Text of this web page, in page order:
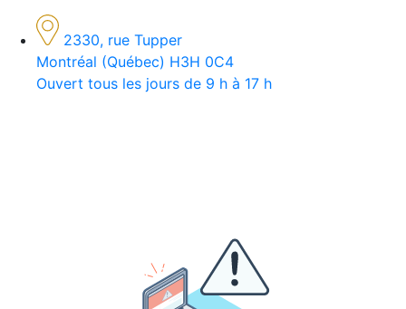
2330, rue Tupper
Montréal (Québec) H3H 0C4
Ouvert tous les jours de 9 h à 17 h